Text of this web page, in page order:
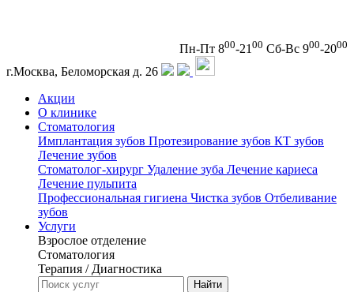
Пн-Пт 800-21 00 Сб-Вс 900-2000
г.Москва, Беломорская д. 26
Акции
О клинике
Стоматология
Имплантация зубов Протезирование зубов КТ зубов
Лечение зубов
Стоматолог-хирург Удаление зуба Лечение кариеса
Лечение пульпита
Профессиональная гигиена Чистка зубов Отбеливание
зубов
Услуги
Взрослое отделение
Стоматология
Терапия / Диагностика